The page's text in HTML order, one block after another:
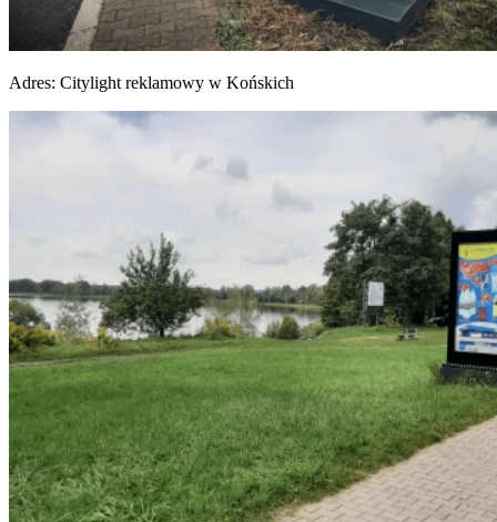
Adres: Citylight reklamowy w Końskich